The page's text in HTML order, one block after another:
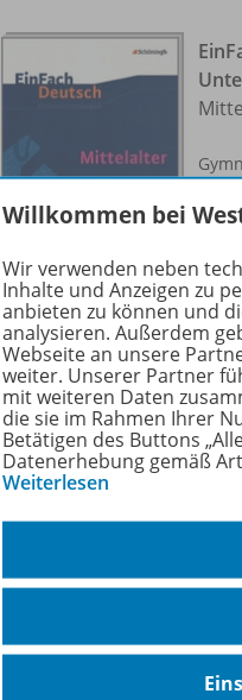
Willkommen bei
Wir verwenden neben
Inhalte und Anzeigen zu
anbieten zu können und
analysieren. Außerdem
Webseite an unsere
weiter. Unserer Partner
mit weiteren Daten
die sie im Rahmen Ihrer
Betätigen des Buttons
Datenerhebung gemäß
Weiterlesen